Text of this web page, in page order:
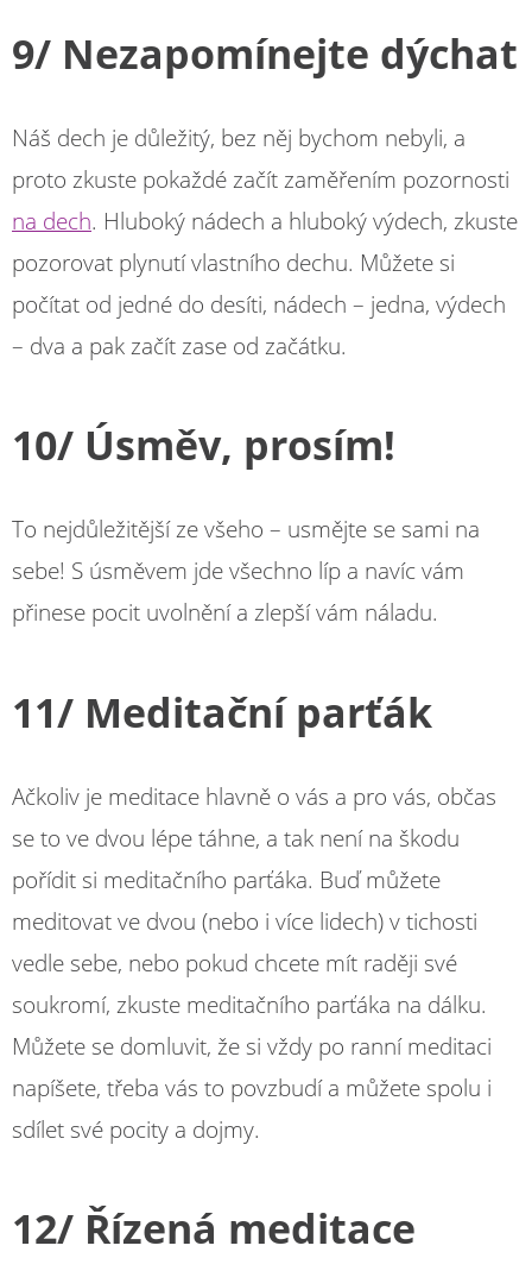
9/ Nezapomínejte dýchat
Náš dech je důležitý, bez něj bychom nebyli, a
proto zkuste pokaždé začít zaměřením pozornosti
na dech. Hluboký nádech a hluboký výdech, zkuste
pozorovat plynutí vlastního dechu. Můžete si
počítat od jedné do desíti, nádech – jedna, výdech
– dva a pak začít zase od začátku.
10/ Úsměv, prosím!
To nejdůležitější ze všeho – usmějte se sami na
sebe! S úsměvem jde všechno líp a navíc vám
přinese pocit uvolnění a zlepší vám náladu.
11/ Meditační parťák
Ačkoliv je meditace hlavně o vás a pro vás, občas
se to ve dvou lépe táhne, a tak není na škodu
pořídit si meditačního parťáka. Buď můžete
meditovat ve dvou (nebo i více lidech) v tichosti
vedle sebe, nebo pokud chcete mít raději své
soukromí, zkuste meditačního parťáka na dálku.
Můžete se domluvit, že si vždy po ranní meditaci
napíšete, třeba vás to povzbudí a můžete spolu i
sdílet své pocity a dojmy.
12/ Řízená meditace